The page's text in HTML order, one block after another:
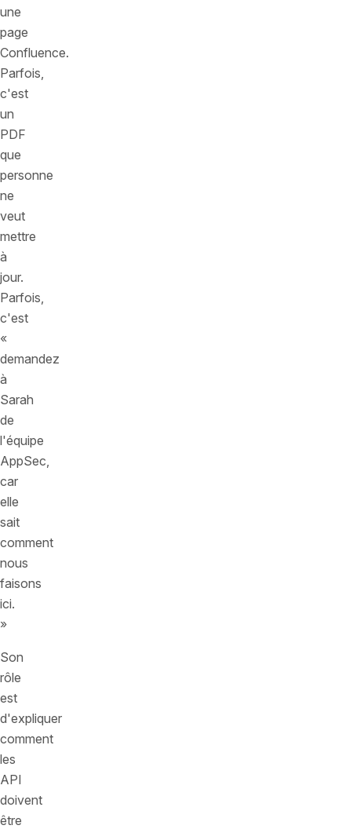
une
page
Confluence.
Parfois,
c'est
un
PDF
que
personne
ne
veut
mettre
à
jour.
Parfois,
c'est
«
demandez
à
Sarah
de
l'équipe
AppSec,
car
elle
sait
comment
nous
faisons
ici.
»
Son
rôle
est
d'expliquer
comment
les
API
doivent
être